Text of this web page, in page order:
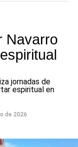
Navarro
jornadas de
espiritual en
de 2026